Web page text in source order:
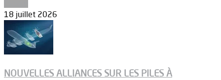
18 juillet 2026
NOUVELLES ALLIANCES SUR LES PILES À